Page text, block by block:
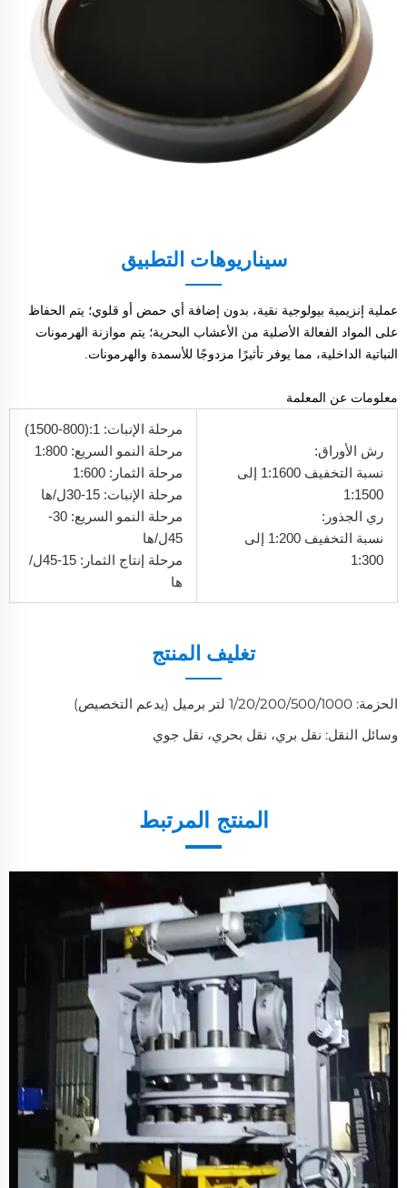
سيناريوهات التطبيق
عملية إنزيمية بيولوجية نقية، بدون إضافة أي حمض أو قلوي؛ يتم الحفاظ
على المواد الفعالة الأصلية من الأعشاب البحرية؛ يتم موازنة الهرمونات
النباتية الداخلية، مما يوفر تأثيرًا مزدوجًا للأسمدة والهرمونات.
معلومات عن المعلمة
رش الأوراق:
نسبة التخفيف 1:1600 إلى
1:1500
ري الجذور:
نسبة التخفيف 1:200 إلى
1:300
مرحلة الإنبات: 1:(800-1500)
مرحلة النمو السريع: 1:800
مرحلة الثمار: 1:600
مرحلة الإنبات: 15-30ل/ها
مرحلة النمو السريع: 30-
45ل/ها
مرحلة إنتاج الثمار: 15-45ل/
ها
تغليف المنتج
الحزمة: 1/20/200/500/1000 لتر برميل (يدعم التخصيص)
وسائل النقل: نقل بري، نقل بحري، نقل جوي
المنتج المرتبط